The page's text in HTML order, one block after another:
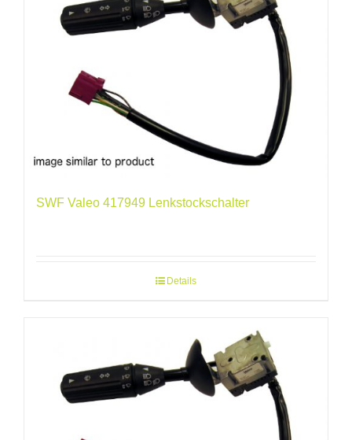
SWF Valeo 417949 Lenkstockschalter
Details